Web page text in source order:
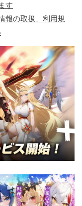
す
報の取扱、利用規